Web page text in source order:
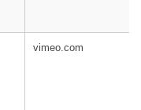
vimeo.com